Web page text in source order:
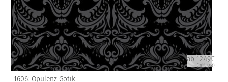
ab 12.49€
(inkl. USt)
1606: Opulenz Gotik